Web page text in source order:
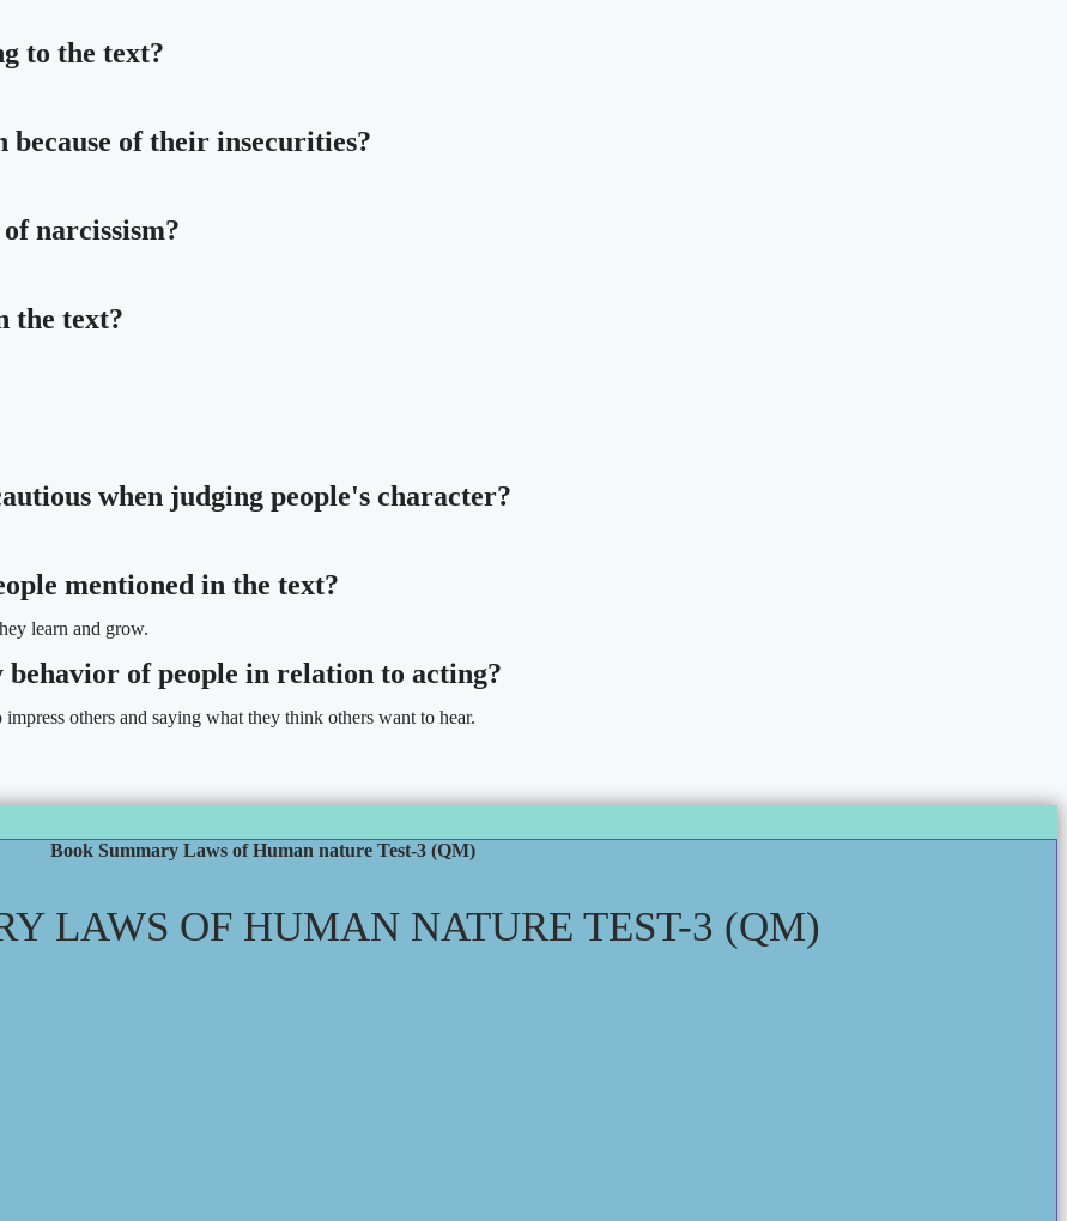
to the text?
of their insecurities?
narcissism?
the text?
when judging people's character?
mentioned in the text?
learn and grow.
behavior of people in relation to acting?
others and saying what they think others want to hear.
Book Summary Laws of Human nature Test-3 (QM)
LAWS OF HUMAN NATURE TEST-3 (QM)